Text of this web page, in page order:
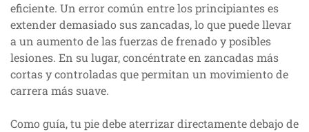
eficiente. Un error común entre los principiantes es
extender demasiado sus zancadas, lo que puede llevar
a un aumento de las fuerzas de frenado y posibles
lesiones. En su lugar, concéntrate en zancadas más
cortas y controladas que permitan un movimiento de
carrera más suave.
Como guía, tu pie debe aterrizar directamente debajo de